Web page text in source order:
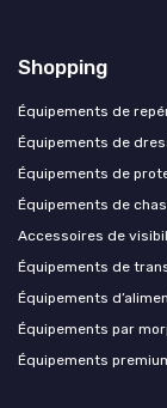
Shopping
Équipements de
Équipements de
Équipements de
Équipements de
Accessoires de
Équipements de
Équipements
Équipements par
Équipements